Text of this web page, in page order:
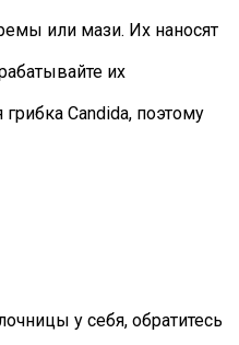
или мази. Их наносят
их
Candida, поэтому
у себя, обратитесь